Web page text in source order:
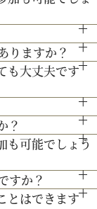
ます！ウェディ
たオリジナルの会
堂で、結婚式の
間と圧倒的な美
れる特別な場所
カップル絶賛の
ストと楽しむ演
の理想にあったも
28丁目」駅下
。
歓迎しておりま
時間内で必要な
りますか？
度、プランナー
い。
も大丈夫です
は、会場併設の
ますのでご安心
、オンライン相談
？
フ厳選料理の無
も可能でしょう
歓迎しておりま
すか？
案内をしており
とはできます